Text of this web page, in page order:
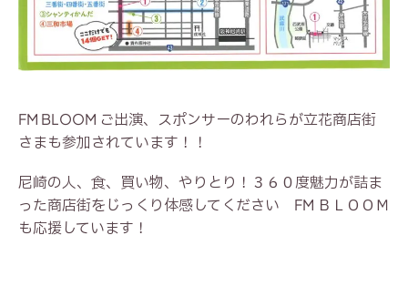
FM BLOOM ご出演、スポンサーのわれらが立花商店街
さまも参加されています！！
尼崎の人、食、買い物、やりとり！３６０度魅力が詰ま
った商店街をじっくり体感してください FM ＢＬＯＯＭ
も応援しています！